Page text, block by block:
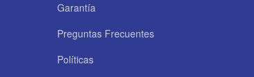
Garantía
Preguntas Frecuentes
Políticas